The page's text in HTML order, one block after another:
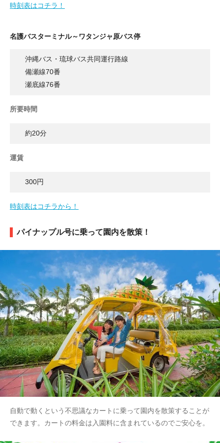
時刻表はコチラ！
名護バスターミナル～ワタンジャ原バス停
沖縄バス・琉球バス共同運行路線
備瀬線70番
瀬底線76番
所要時間
約20分
運賃
300円
時刻表はコチラから！
パイナップル号に乗って園内を散策！
自動で動くという不思議なカートに乗って園内を散策することが
できます。カートの料金は入園料に含まれているのでご安心を。